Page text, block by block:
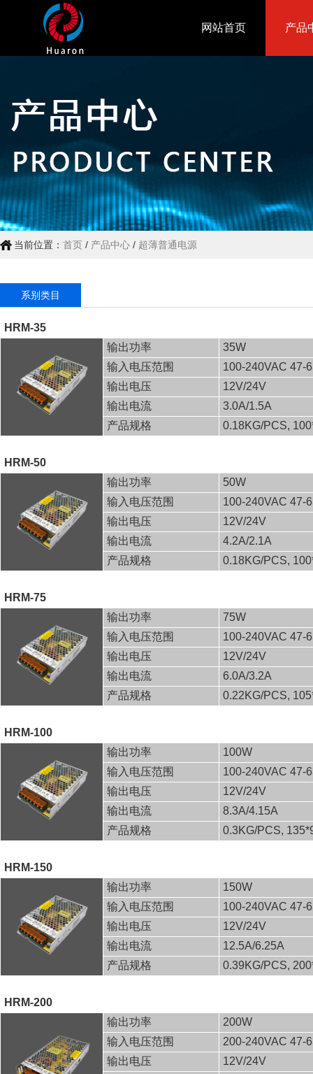
网站首页 产品
当前位置： 首页 / 产品中心 / 超薄普通电源
系别类目
HRM-35
输出功率
35W
输入电压范围
100-240VAC 47-
输出电压
12V/24V
输出电流
3.0A/1.5A
产品规格
0.18KG/PCS,
HRM-50
输出功率
50W
输入电压范围
100-240VAC 47-
输出电压
12V/24V
输出电流
4.2A/2.1A
产品规格
0.18KG/PCS,
HRM-75
输出功率
75W
输入电压范围
100-240VAC 47-
输出电压
12V/24V
输出电流
6.0A/3.2A
产品规格
0.22KG/PCS,
HRM-100
输出功率
100W
输入电压范围
100-240VAC 47-
输出电压
12V/24V
输出电流
8.3A/4.15A
产品规格
0.3KG/PCS,
HRM-150
输出功率
150W
输入电压范围
100-240VAC 47-
输出电压
12V/24V
输出电流
12.5A/6.25A
产品规格
0.39KG/PCS,
HRM-200
输出功率
200W
输入电压范围
200-240VAC 47-
输出电压
12V/24V